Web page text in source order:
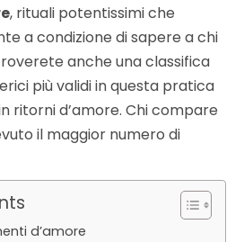
, rituali potentissimi che
a condizione di sapere a chi
anche una classifica
più validi in questa pratica
ritorni d’amore. Chi compare
il maggior numero di
d’amore